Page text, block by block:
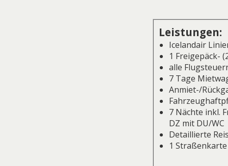
Leistungen:
Icelandair
1 Freigepäck-
alle
7 Tage
Anmiet-/
7 Nächte inkl.
DZ mit DU/WC
Detaillierte
1